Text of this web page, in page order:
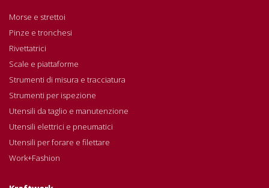
Morse e strettoi
Pinze e tronchesi
Rivettatrici
Scale e piattaforme
Strumenti di misura e tracciatura
Strumenti per ispezione
Utensili da taglio e manutenzione
Utensili elettrici e pneumatici
Utensili per forare e filettare
Work+Fashion